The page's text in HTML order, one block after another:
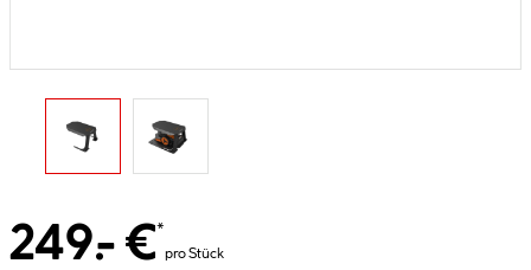
249.- €*
pro Stück